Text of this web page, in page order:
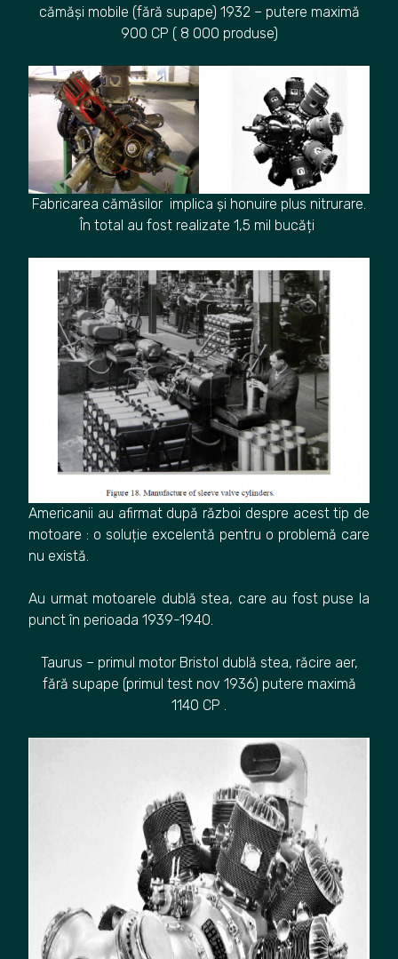
cămăși mobile (fără supape) 1932 – putere maximă
900 CP ( 8 000 produse)
Fabricarea cămăsilor implica și honuire plus nitrurare.
În total au fost realizate 1,5 mil bucăți
Americanii au afirmat după război despre acest tip de
motoare : o soluție excelentă pentru o problemă care
nu există.
Au urmat motoarele dublă stea, care au fost puse la
punct în perioada 1939-1940.
Taurus – primul motor Bristol dublă stea, răcire aer,
fără supape (primul test nov 1936) putere maximă
1140 CP .